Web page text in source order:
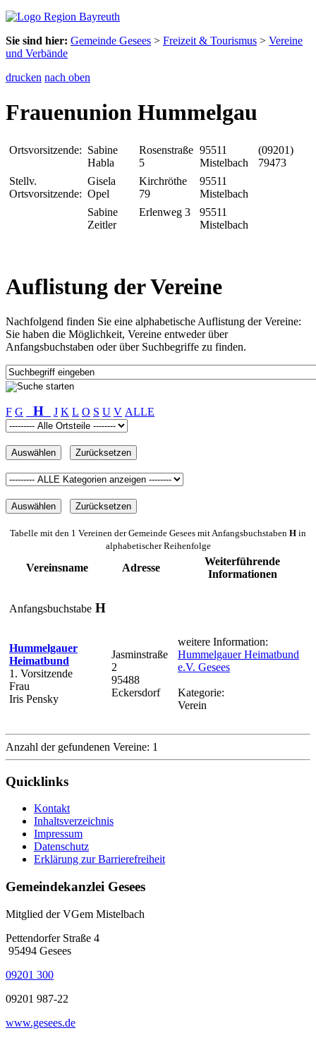
Sie sind hier: Gemeinde Gesees > Freizeit & Tourismus > Vereine
und Verbände
drucken nach oben
Frauenunion Hummelgau
Ortsvorsitzende: Sabine
Habla
Rosenstraße
5
95511
Mistelbach
(09201)
79473
Stellv.
Ortsvorsitzende:
Gisela
Opel
Kirchröthe
79
95511
Mistelbach
Sabine
Zeitler
Erlenweg 3
95511
Mistelbach
Auflistung der Vereine
Nachfolgend finden Sie eine alphabetische Auflistung der Vereine:
Sie haben die Möglichkeit, Vereine entweder über
Anfangsbuchstaben oder über Suchbegriffe zu finden.
F G H J K L O S U V ALLE
Tabelle mit den 1 Vereinen der Gemeinde Gesees mit Anfangsbuchstaben H in
alphabetischer Reihenfolge
Vereinsname Adresse
Weiterführende
Informationen
Anfangsbuchstabe H
Hummelgauer
Heimatbund
1. Vorsitzende
Frau
Iris Pensky
Jasminstraße
2
95488
Eckersdorf
weitere Information:
Hummelgauer Heimatbund
e.V. Gesees
Kategorie:
Verein
Anzahl der gefundenen Vereine: 1
Quicklinks
Kontakt
Inhaltsverzeichnis
Impressum
Datenschutz
Erklärung zur Barrierefreiheit
Gemeindekanzlei Gesees
Mitglied der VGem Mistelbach
Pettendorfer Straße 4
95494 Gesees
09201 300
09201 987-22
www.gesees.de